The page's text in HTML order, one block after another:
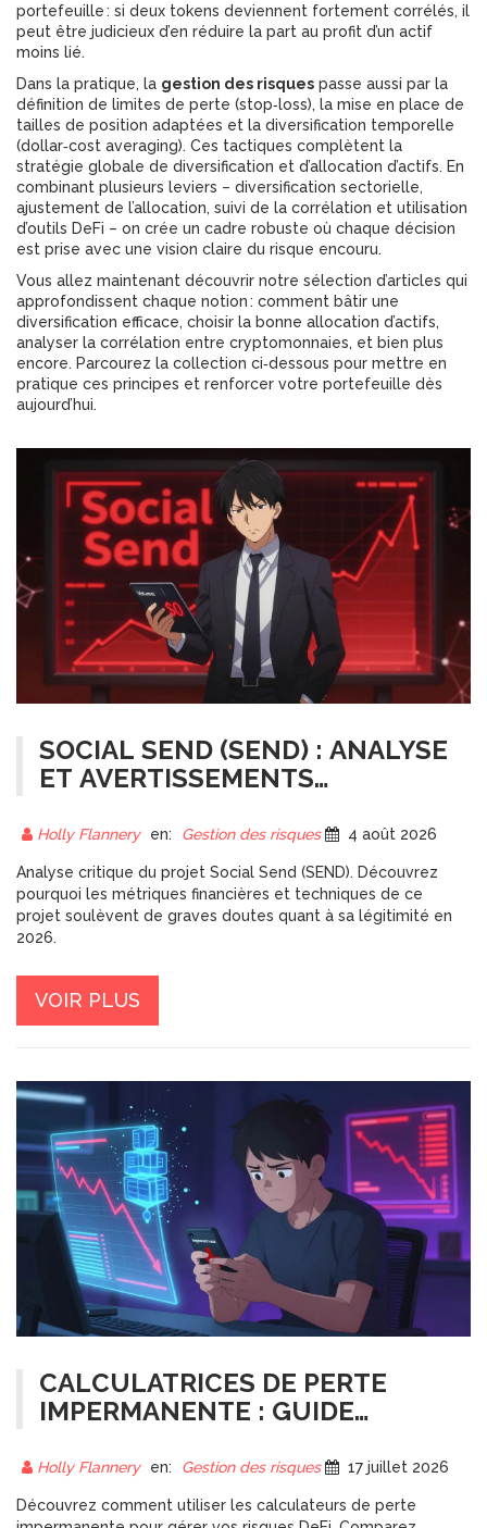
portefeuille : si deux tokens deviennent fortement corrélés, il
peut être judicieux d’en réduire la part au profit d’un actif
moins lié.
Dans la pratique, la gestion des risques passe aussi par la
définition de limites de perte (stop‑loss), la mise en place de
tailles de position adaptées et la diversification temporelle
(dollar‑cost averaging). Ces tactiques complètent la
stratégie globale de diversification et d’allocation d’actifs. En
combinant plusieurs leviers – diversification sectorielle,
ajustement de l’allocation, suivi de la corrélation et utilisation
d’outils DeFi – on crée un cadre robuste où chaque décision
est prise avec une vision claire du risque encouru.
Vous allez maintenant découvrir notre sélection d’articles qui
approfondissent chaque notion : comment bâtir une
diversification efficace, choisir la bonne allocation d’actifs,
analyser la corrélation entre cryptomonnaies, et bien plus
encore. Parcourez la collection ci‑dessous pour mettre en
pratique ces principes et renforcer votre portefeuille dès
aujourd’hui.
SOCIAL SEND (SEND) : ANALYSE
ET AVERTISSEMENTS
Holly Flannery en: Gestion des risques 4 août 2026
Analyse critique du projet Social Send (SEND). Découvrez
pourquoi les métriques financières et techniques de ce
projet soulèvent de graves doutes quant à sa légitimité en
2026.
VOIR PLUS
CALCULATRICES DE PERTE
IMPERMANENTE : GUIDE
Holly Flannery en: Gestion des risques 17 juillet 2026
Découvrez comment utiliser les calculateurs de perte